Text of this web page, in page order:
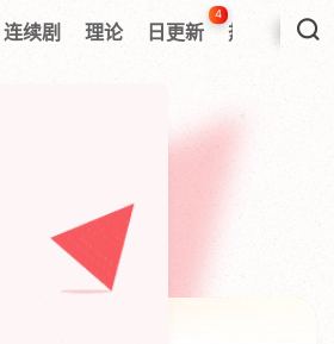
连续剧 理论 日更新
4
热搜榜